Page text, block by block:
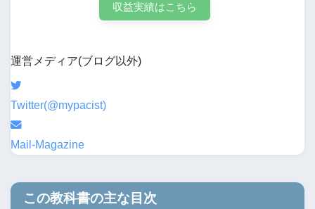
収益実績はこちら
運営メディア(ブログ以外)
Twitter(@mypacist)
Mail-Magazine
この教科書の主な目次